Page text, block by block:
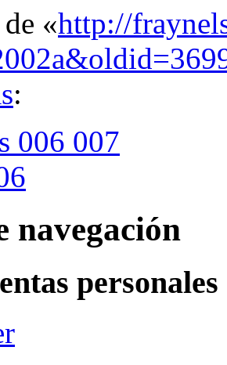
«http://
:
006 007
navegación
personales